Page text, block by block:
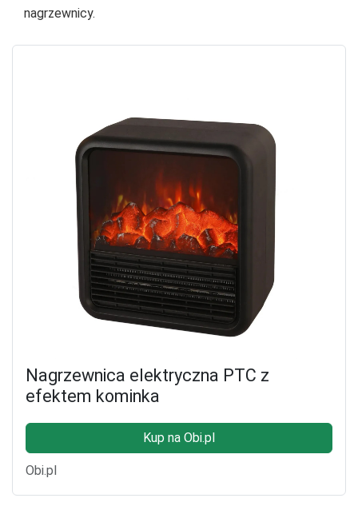
nagrzewnicy.
Nagrzewnica elektryczna PTC z
efektem kominka
Kup na Obi.pl
Obi.pl